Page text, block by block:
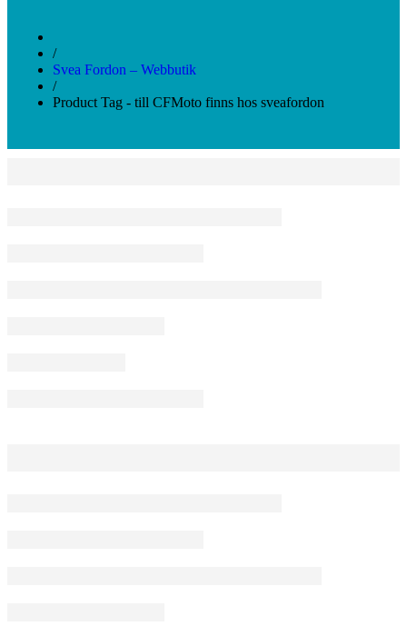
/
Svea Fordon – Webbutik
/
Product Tag - till CFMoto finns hos sveafordon